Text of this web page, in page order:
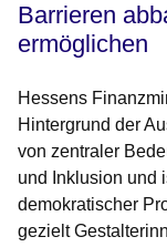
Barrieren
ermöglichen
Hessens
Hintergrund der
von zentraler
und Inklusion und
demokratischer
gezielt